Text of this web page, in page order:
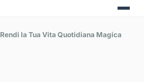
Rendi la Tua Vita Quotidiana Magica